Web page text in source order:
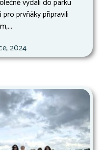
prvňáky připravili
2024